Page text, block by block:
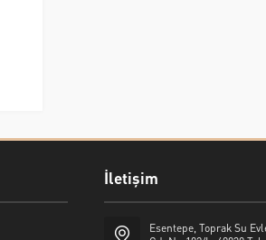
İletişim
Esentepe, Toprak Su